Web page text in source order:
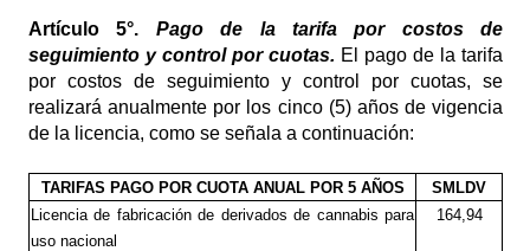
Artículo 5°. Pago de la tarifa por costos de
seguimiento y control por cuotas. El pago de la tarifa
por costos de seguimiento y control por cuotas, se
realizará anualmente por los cinco (5) años de vigencia
de la licencia, como se señala a continuación:
TARIFAS PAGO POR CUOTA ANUAL POR 5 AÑOS
SMLDV
Licencia de fabricación de derivados de cannabis para
uso nacional
164,94